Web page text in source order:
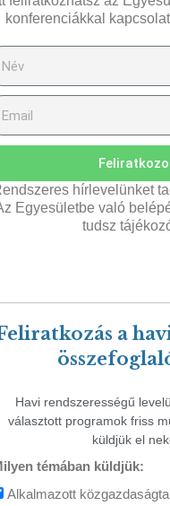
konferenciákkal
hírlevelünket
Egyesületbe való
tudsz
a
Havi rendszerességű
választott programok friss
küldjük el
témában küldjük:
Alkalmazott